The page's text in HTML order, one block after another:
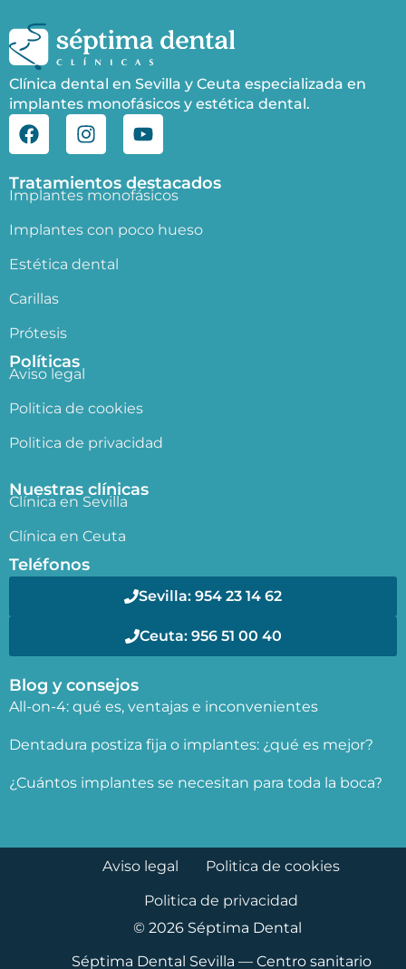
Clínica dental en Sevilla y Ceuta especializada en
implantes monofásicos y estética dental.
Tratamientos destacados
Implantes monofásicos
Implantes con poco hueso
Estética dental
Carillas
Prótesis
Políticas
Aviso legal
Politica de cookies
Politica de privacidad
Nuestras clínicas
Clínica en Sevilla
Clínica en Ceuta
Teléfonos
Sevilla: 954 23 14 62
Ceuta: 956 51 00 40
Blog y consejos
All-on-4: qué es, ventajas e inconvenientes
Dentadura postiza fija o implantes: ¿qué es mejor?
¿Cuántos implantes se necesitan para toda la boca?
Aviso legal
Politica de cookies
Politica de privacidad
© 2026 Séptima Dental
Séptima Dental Sevilla — Centro sanitario